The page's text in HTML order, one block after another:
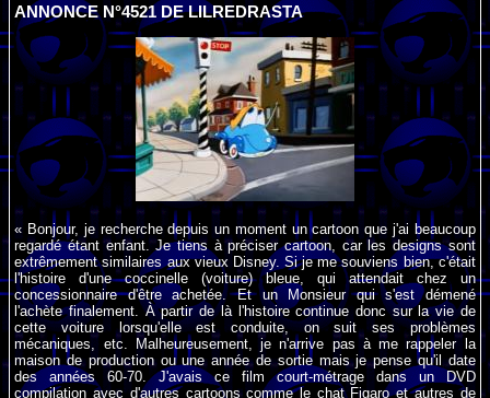
ANNONCE N°4521 DE LILREDRASTA
« Bonjour, je recherche depuis un moment un cartoon que j'ai beaucoup
regardé étant enfant. Je tiens à préciser cartoon, car les designs sont
extrêmement similaires aux vieux Disney. Si je me souviens bien, c'était
l'histoire d'une coccinelle (voiture) bleue, qui attendait chez un
concessionnaire d'être achetée. Et un Monsieur qui s'est démené
l'achète finalement. À partir de là l'histoire continue donc sur la vie de
cette voiture lorsqu'elle est conduite, on suit ses problèmes
mécaniques, etc. Malheureusement, je n'arrive pas à me rappeler la
maison de production ou une année de sortie mais je pense qu'il date
des années 60-70. J'avais ce film court-métrage dans un DVD
compilation avec d'autres cartoons comme le chat Figaro et autres de